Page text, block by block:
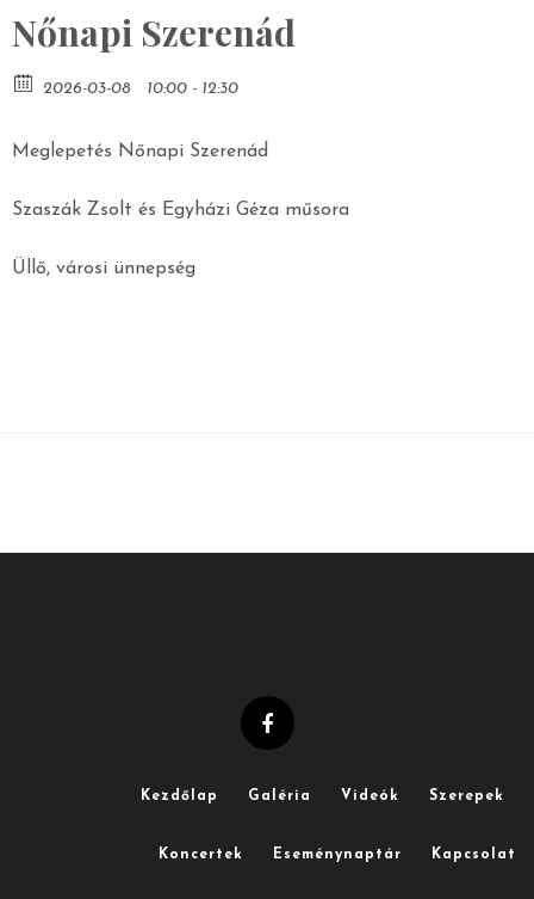
Nőnapi Szerenád
2026-03-08 10:00 - 12:30
Meglepetés Nőnapi Szerenád
Szaszák Zsolt és Egyházi Géza műsora
Üllő, városi ünnepség
Kezdőlap Galéria Videók Szerepek
Koncertek Eseménynaptár Kapcsolat